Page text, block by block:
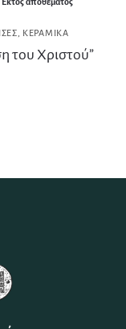
ΚΕΡΑΜΙΚΆ
του Χριστού”